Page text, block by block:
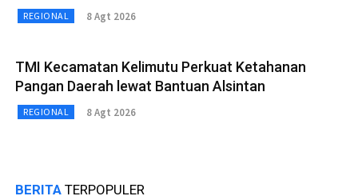
REGIONAL 8 Agt 2026
TMI Kecamatan Kelimutu Perkuat Ketahanan
Pangan Daerah lewat Bantuan Alsintan
REGIONAL 8 Agt 2026
BERITA TERPOPULER